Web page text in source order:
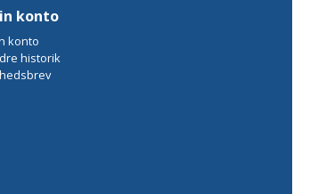
konto
konto
historik